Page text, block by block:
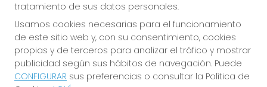
La de la Antigua de
Gamonal
tratamiento de sus datos personales.
Usamos cookies necesarias para el funcionamiento
de este sitio web y, con su consentimiento, cookies
propias y de terceros para analizar el tráfico y mostrar
publicidad según sus hábitos de navegación. Puede
CONFIGURAR sus preferencias o consultar la Política de